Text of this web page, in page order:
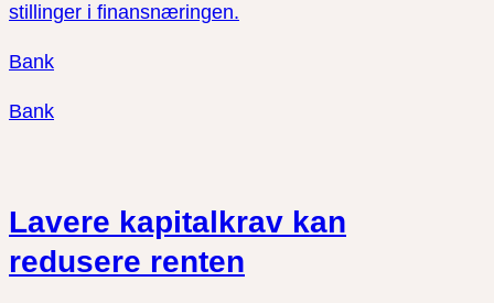
stillinger i finansnæringen.
Bank
Bank
Lavere kapitalkrav kan
redusere renten